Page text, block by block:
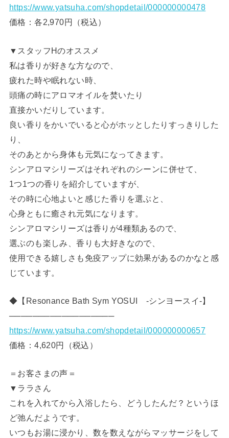
https://www.yatsuha.com/shopdetail/000000000478
価格：各2,970円（税込）
▼スタッフHのオススメ
私は香りが好きな方なので、
疲れた時や眠れない時、
頭痛の時にアロマオイルを焚いたり
直接かいだりしています。
良い香りをかいでいると心がホッとしたりすっきりした
り、
そのあとから身体も元気になってきます。
シンアロマシリーズはそれぞれのシーンに併せて、
1つ1つの香りを紹介していますが、
その時に心地よいと感じた香りを選ぶと、
心身ともに癒され元気になります。
シンアロマシリーズは香りが4種類あるので、
選ぶのも楽しみ、香りも大好きなので、
使用できる嬉しさも免疫アップに効果があるのかなと感
じています。
◆【Resonance Bath Sym YOSUI -シンヨースイ-】
──────────────────
https://www.yatsuha.com/shopdetail/000000000657
価格：4,620円（税込）
＝お客さまの声＝
▼ララさん
これを入れてから入浴したら、どうしたんだ？というほ
ど弛んだようです。
いつもお湯に浸かり、数を数えながらマッサージをして